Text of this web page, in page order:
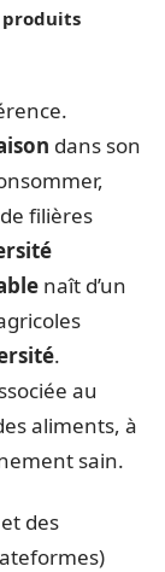
produits
dans son
filières
naît d’un
.
au
aliments, à
sain.
des